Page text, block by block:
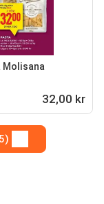
Molisana
32,00 kr